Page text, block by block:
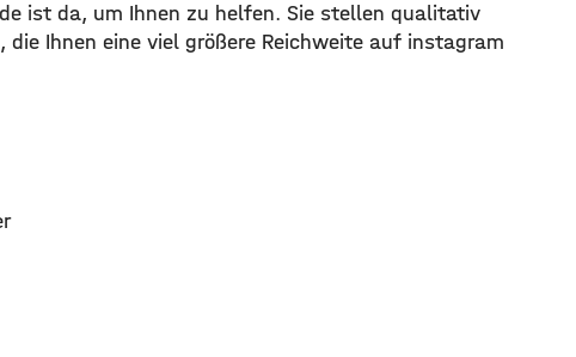
ist da, um Ihnen zu helfen. Sie stellen qualitativ
die Ihnen eine viel größere Reichweite auf instagram